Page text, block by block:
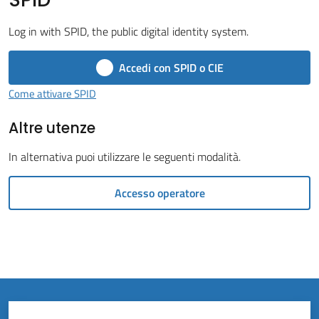
Comune
Amministrazione
Trasparente
gli
Log in with SPID, the public digital identity system.
Accedi con SPID o CIE
Come attivare SPID
Altre utenze
In alternativa puoi utilizzare le seguenti modalità.
Accesso operatore